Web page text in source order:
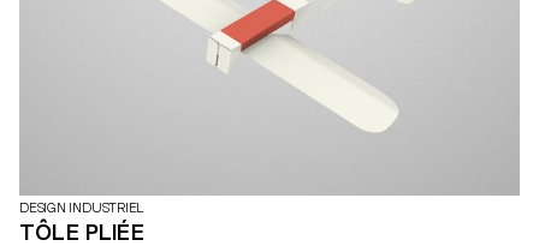
DESIGN INDUSTRIEL
TÔLE PLIÉE